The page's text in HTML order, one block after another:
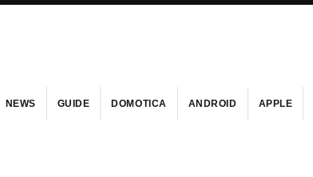
NEWS GUIDE DOMOTICA ANDROID APPLE